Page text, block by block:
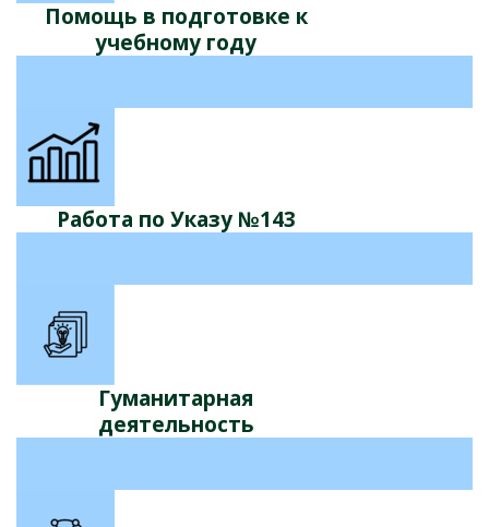
Помощь в подготовке к
учебному году
Работа по Указу №143
Гуманитарная
деятельность